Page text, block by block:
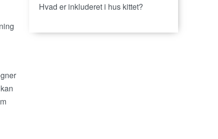
Hvad er inkluderet i hus kittet?